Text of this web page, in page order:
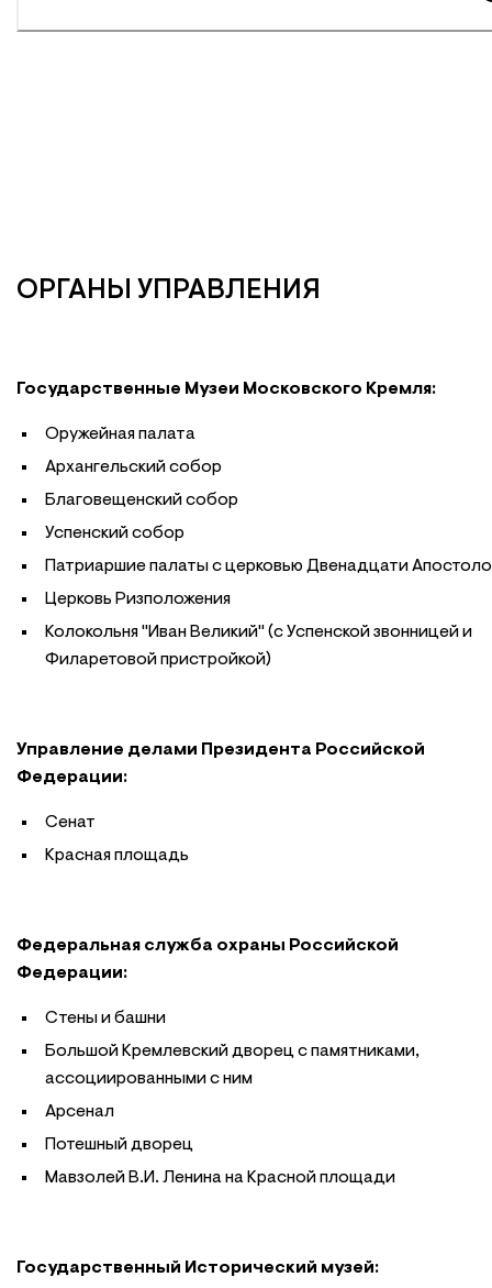
ОРГАНЫ УПРАВЛЕНИЯ
Государственные Музеи Московского Кремля:
Оружейная палата
Архангельский собор
Благовещенский собор
Успенский собор
Патриаршие палаты с церковью Двенадцати
Церковь Ризположения
Колокольня "Иван Великий" (с Успенской звонницей и
Филаретовой пристройкой)
Управление делами Президента Российской
Федерации:
Сенат
Красная площадь
Федеральная служба охраны Российской
Федерации:
Стены и башни
Большой Кремлевский дворец с памятниками,
ассоциированными с ним
Арсенал
Потешный дворец
Мавзолей В.И. Ленина на Красной площади
Государственный Исторический музей: